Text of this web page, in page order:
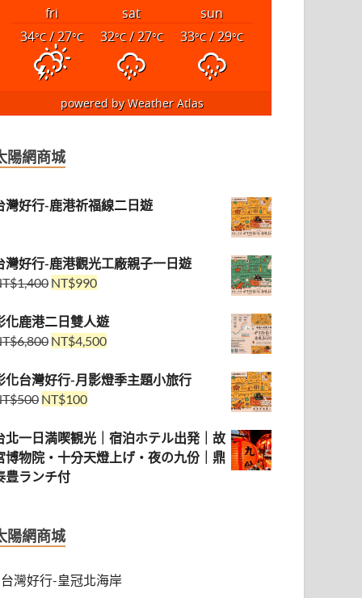
fri sat
sun
34°C/ 27°C 32°C/ 27°C 33°C/ 29°C
powered byWeather Atlas
陽網商城
灣好行-鹿港祈福線二日遊
灣好行-鹿港觀光工廠親子一日遊
1,400 NT$990
化鹿港二日雙人遊
6,800 NT$4,500
化台灣好行-月影燈季主題小旅行
500 NT$100
北一日満喫観光｜宿泊ホテル出発｜故
博物院・十分天燈上げ・夜の九份｜鼎
豊ランチ付
陽網商城
台灣好行-皇冠北海岸